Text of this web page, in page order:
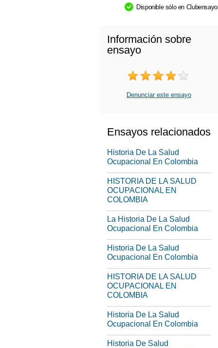
Disponible sólo en
Información sobre
ensayo
Denunciar este ensayo
Ensayos relacionados
Historia De La Salud
Ocupacional En Colombia
HISTORIA DE LA SALUD
OCUPACIONAL EN
COLOMBIA
La Historia De La Salud
Ocupacional En Colombia
Historia De La Salud
Ocupacional En Colombia
HISTORIA DE LA SALUD
OCUPACIONAL EN
COLOMBIA
Historia De La Salud
Ocupacional En Colombia
Historia De Salud